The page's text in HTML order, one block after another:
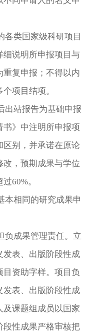
各类国家级科研项目
细说明所申报项目与
重复申报；不得以内
项目结项。
出站报告为基础申报
书》中注明所申报项
区别，并承诺在原论
，预期成果与学位
过60%。
本相同的研究成果申
负成果管理责任。立
发表、出版阶段性成
资助字样。项目负
发表、出版阶段性成
课题组成员以国家
段性成果严格审核把